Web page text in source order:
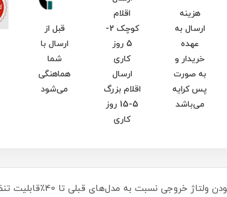
هزینه
ارسال به
عهده
خریدار و
به صورت
پس کرایه
می‌باشد
اقلام
کوچک 2-
5 روز
کاری
ارسال
اقلام بزرگ
5-15 روز
کاری
قبل از
ارسال با
شما
هماهنگی
می‌شود